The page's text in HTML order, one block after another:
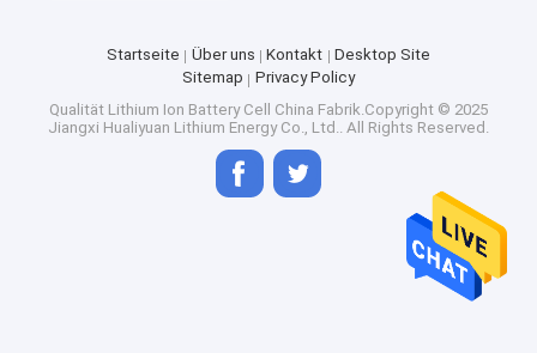
Startseite Über uns Kontakt
Desktop Site
Sitemap
Privacy Policy
Qualität Lithium Ion Battery Cell
China Fabrik.Copyright © 2025
Jiangxi Hualiyuan Lithium Energy Co., Ltd.. All Rights Reserved.